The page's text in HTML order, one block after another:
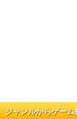
ジャンルからゲーム